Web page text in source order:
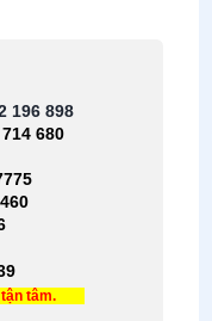
196 898
680
tâm.